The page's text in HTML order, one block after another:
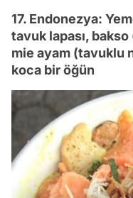
17. Endonezya:
tavuk lapası,
mie ayam (tavuklu
koca bir öğün